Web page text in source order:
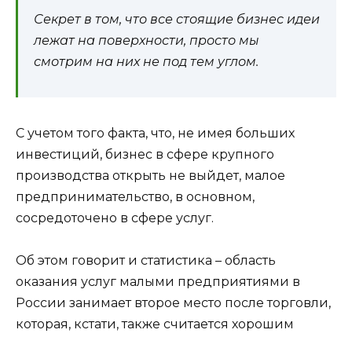
Секрет в том, что все стоящие бизнес идеи
лежат на поверхности, просто мы
смотрим на них не под тем углом.
С учетом того факта, что, не имея больших
инвестиций, бизнес в сфере крупного
производства открыть не выйдет, малое
предпринимательство, в основном,
сосредоточено в сфере услуг.
Об этом говорит и статистика – область
оказания услуг малыми предприятиями в
России занимает второе место после торговли,
которая, кстати, также считается хорошим